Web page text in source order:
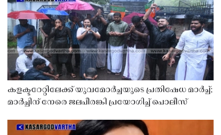
കളക്ടറേറ്റിലേക്ക് യുവമോർച്ചയുടെ പ്രതിഷേധ മാർച്ച്;
മാർച്ചിന് നേരെ ജലപീരങ്കി പ്രയോഗിച്ച് പൊലീസ്